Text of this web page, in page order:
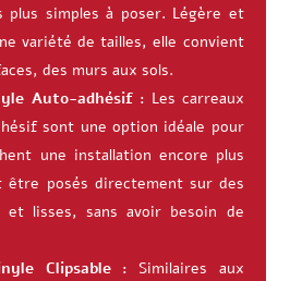
plus simples à poser. Légère et
variété de tailles, elle convient
des murs aux sols.
Auto-adhésif : Les carreaux
sont une option idéale pour
une installation encore plus
être posés directement sur des
et lisses, sans avoir besoin de
Clipsable : Similaires aux